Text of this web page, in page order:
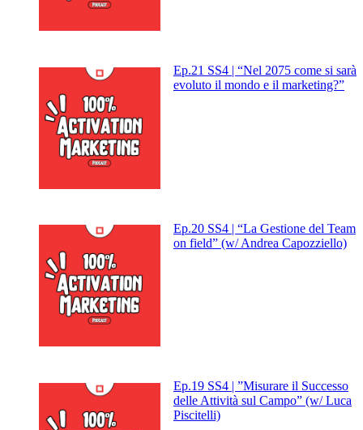
Ep.21 SS4 | “Nel 2075 come si sarà
evoluto il mondo e il marketing?”
Ep.20 SS4 | “La Gestione del Team
on field” (w/ Andrea Capozziello)
Ep.19 SS4 | ”Misurare il Successo
delle Attività sul Campo” (w/ Luca
Piscitelli)